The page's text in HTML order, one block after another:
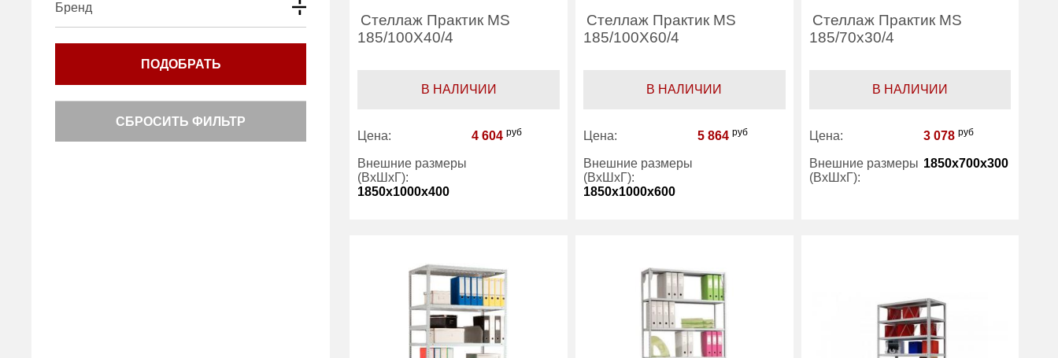
Бренд
ПОДОБРАТЬ
СБРОСИТЬ ФИЛЬТР
Стеллаж Практик MS
185/100Х40/4
В НАЛИЧИИ
Цена: 4 604 руб
Внешние размеры
(ВхШхГ):
1850x1000x400
Гарантия: 1 год
Производитель: Практик
Категория:
Стеллажи
офисные
Стеллаж Практик MS
185/100Х60/4
В НАЛИЧИИ
Цена: 5 864 руб
Внешние размеры
(ВхШхГ):
1850x1000x600
Производитель: Практик
Стеллажи
офисные
Стеллаж Практик MS
185/70x30/4
В НАЛИЧИИ
Цена: 3 078 руб
Внешние размеры
(ВхШхГ):
1850x700x300